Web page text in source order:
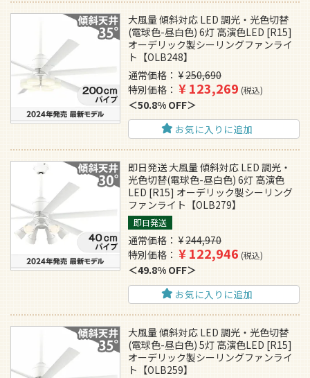
大風量 傾斜対応 LED 調光・光色切替
(電球色-昼白色) 6灯 高演色LED [R15]
オーデリック製シーリングファンライ
ト【OLB248】
通常価格
¥250,690
特別価格
¥123,269 税込
50.8% OFF
お気に入りに追加
即日発送 大風量 傾斜対応 LED 調光・
光色切替(電球色-昼白色) 6灯 高演色
LED [R15] オーデリック製シーリング
ファンライト【OLB279】
即日発送
通常価格 ¥244,970
特別価格
¥122,946 税込
49.8% OFF
お気に入りに追加
大風量 傾斜対応 LED 調光・光色切替
(電球色-昼白色) 5灯 高演色LED [R15]
オーデリック製シーリングファンライ
ト【OLB259】